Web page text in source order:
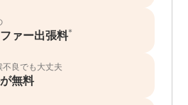
ァー出張料*
良でも大丈夫
無料